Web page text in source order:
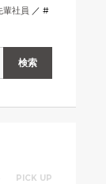
輩社員
PICK UP